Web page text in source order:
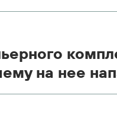
на нее